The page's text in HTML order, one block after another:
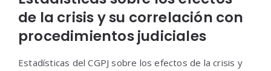
de la crisis y su correlación con
procedimientos judiciales
Estadísticas del CGPJ sobre los efectos de la crisis y